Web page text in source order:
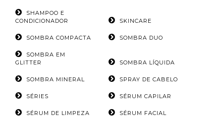
SHAMPOO E
CONDICIONADOR
SKINCARE
SOMBRA COMPACTA SOMBRA DUO
SOMBRA EM
GLITTER
SOMBRA LÍQUIDA
SOMBRA MINERAL SPRAY DE CABELO
SÉRIES SÉRUM CAPILAR
SÉRUM DE LIMPEZA SÉRUM FACIAL